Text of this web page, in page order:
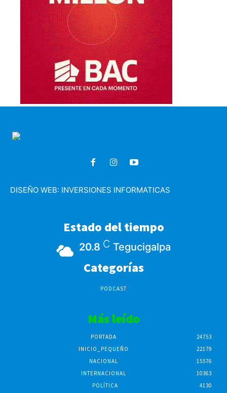
DISEÑO WEB: INVERSIONES INFORMATICAS
Estado del tiempo
20.8 C Tegucigalpa
Categorías
PODCAST
Más leído
PORTADA
24753
INICIO_PEQUEÑO
22179
NACIONAL
15576
INTERNACIONAL
10363
POLÍTICA
4130